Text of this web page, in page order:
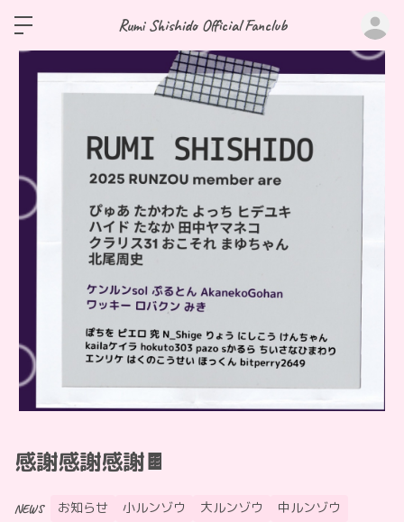
Rumi Shishido Official Fanclub
感謝感謝感謝🍫
NEWS お知らせ 小ルンゾウ 大ルンゾウ
中ルンゾウ